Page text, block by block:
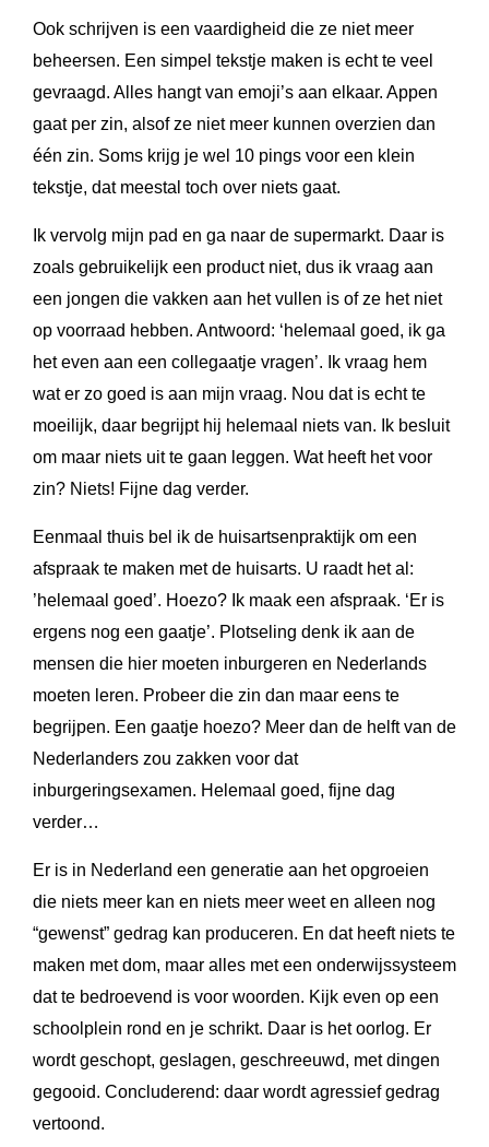
Ook schrijven is een vaardigheid die ze niet meer
beheersen. Een simpel tekstje maken is echt te veel
gevraagd. Alles hangt van emoji’s aan elkaar. Appen
gaat per zin, alsof ze niet meer kunnen overzien dan
één zin. Soms krijg je wel 10 pings voor een klein
tekstje, dat meestal toch over niets gaat.
Ik vervolg mijn pad en ga naar de supermarkt. Daar is
zoals gebruikelijk een product niet, dus ik vraag aan
een jongen die vakken aan het vullen is of ze het niet
op voorraad hebben. Antwoord: ‘helemaal goed, ik ga
het even aan een collegaatje vragen’. Ik vraag hem
wat er zo goed is aan mijn vraag. Nou dat is echt te
moeilijk, daar begrijpt hij helemaal niets van. Ik besluit
om maar niets uit te gaan leggen. Wat heeft het voor
zin? Niets! Fijne dag verder.
Eenmaal thuis bel ik de huisartsenpraktijk om een
afspraak te maken met de huisarts. U raadt het al:
’helemaal goed’. Hoezo? Ik maak een afspraak. ‘Er is
ergens nog een gaatje’. Plotseling denk ik aan de
mensen die hier moeten inburgeren en Nederlands
moeten leren. Probeer die zin dan maar eens te
begrijpen. Een gaatje hoezo? Meer dan de helft van de
Nederlanders zou zakken voor dat
inburgeringsexamen. Helemaal goed, fijne dag
verder…
Er is in Nederland een generatie aan het opgroeien
die niets meer kan en niets meer weet en alleen nog
“gewenst” gedrag kan produceren. En dat heeft niets te
maken met dom, maar alles met een onderwijssysteem
dat te bedroevend is voor woorden. Kijk even op een
schoolplein rond en je schrikt. Daar is het oorlog. Er
wordt geschopt, geslagen, geschreeuwd, met dingen
gegooid. Concluderend: daar wordt agressief gedrag
vertoond.